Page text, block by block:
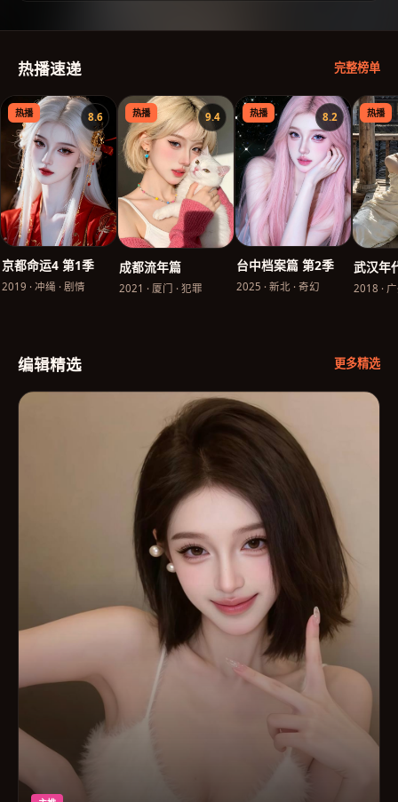
热播速递 完整榜单
热播 8.6
京都命运4 第1季
2019 · 冲绳 · 剧情
热播 9.4
成都流年篇
2021 · 厦门 · 犯罪
热播 8.2
台中档案篇 第2季
2025 · 新北 · 奇幻
热播
武汉年
2018 ·
编辑精选 更多精选